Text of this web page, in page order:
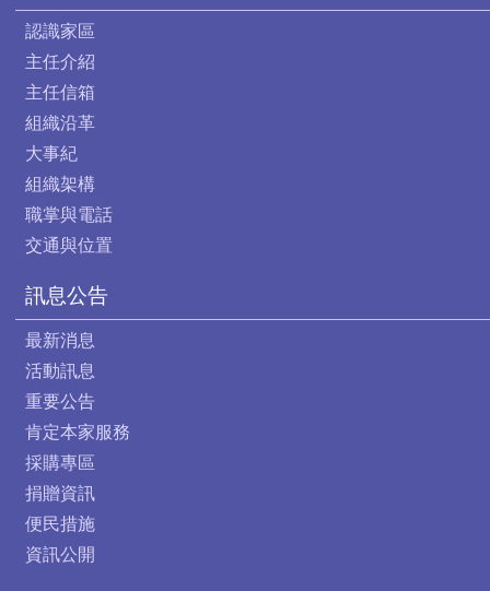
認識家區
主任介紹
主任信箱
組織沿革
大事紀
組織架構
職掌與電話
交通與位置
訊息公告
最新消息
活動訊息
重要公告
肯定本家服務
採購專區
捐贈資訊
便民措施
資訊公開